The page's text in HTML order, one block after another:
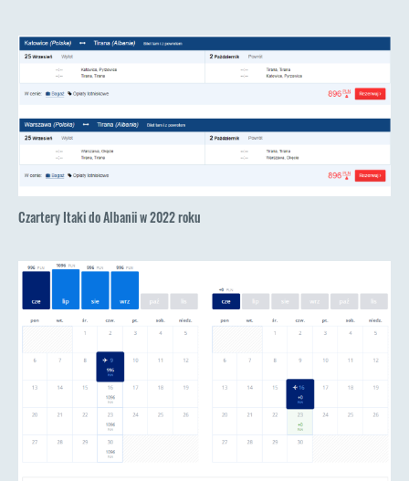
Czartery Itaki do Albanii w 2022 roku